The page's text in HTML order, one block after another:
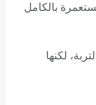
بالكامل
لكنها